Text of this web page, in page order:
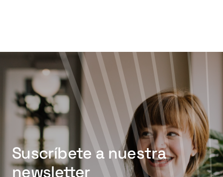
Suscríbete a nuestra
newsletter